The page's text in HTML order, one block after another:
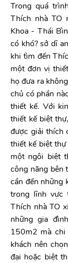
Trong quá
Thích nhà TO
Khoa - Thái
có khó? sở dĩ
khi tìm đến
một đơn vị
họ đưa ra
chủ có phần
thiết kế. Với
thiết kế biệt
được giải thích
thiết kế biệt
một ngôi biệt
công năng bên
cần đến những
trong lĩnh vực
Thích nhà TO
những gia
150m2 mà
khách nên
đại hoặc biệt